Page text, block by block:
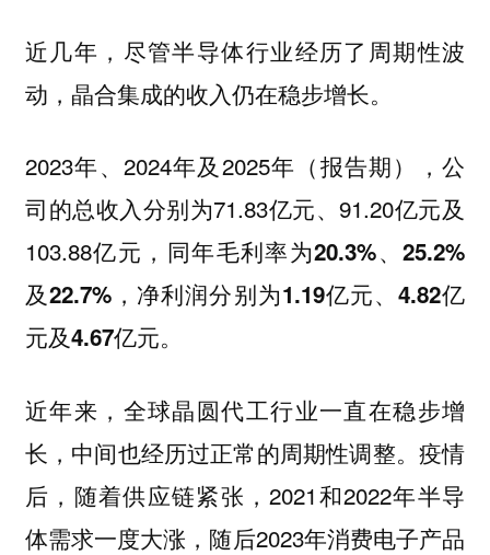
近几年，尽管半导体行业经历了周期性波
动，晶合集成的收入仍在稳步增长。
2023年、2024年及2025年（报告期），公
司的总收入分别为71.83亿元、91.20亿元及
103.88亿元， 同年毛利率为20.3%、25.2%
及22.7%，净利润分别为1.19亿元、4.82亿
元及4.67亿元。
近年来，全球晶圆代工行业一直在稳步增
长，中间也经历过正常的周期性调整。疫情
后，随着供应链紧张，2021和2022年半导
体需求一度大涨，随后2023年消费电子产品